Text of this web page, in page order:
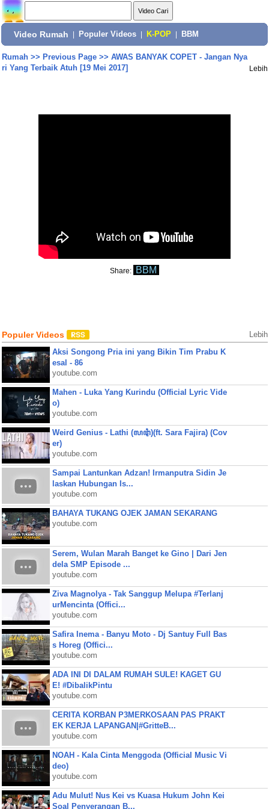
Video Rumah Populer Videos K-POP BBM
Rumah>> Previous Page>> AWAS BANYAK COPET - Jangan Nya
ri Yang Terbaik Atuh [19 Mei 2017]
Lebih
Share: BBM
Populer Videos Lebih
Aksi Songong Pria ini yang Bikin Tim Prabu K
esal - 86
youtube.com
Mahen - Luka Yang Kurindu (Official Lyric Vide
o)
youtube.com
Weird Genius - Lathi (ꦭꦛꦶ)(ft. Sara Fajira) (Cov
er)
youtube.com
Sampai Lantunkan Adzan! Irmanputra Sidin Je
laskan Hubungan Is...
youtube.com
BAHAYA TUKANG OJEK JAMAN SEKARANG
youtube.com
Serem, Wulan Marah Banget ke Gino | Dari Jen
dela SMP Episode ...
youtube.com
Ziva Magnolya - Tak Sanggup Melupa #Terlanj
urMencinta (Offici...
youtube.com
Safira Inema - Banyu Moto - Dj Santuy Full Bas
s Horeg (Offici...
youtube.com
ADA INI DI DALAM RUMAH SULE! KAGET GU
E! #DibalikPintu
youtube.com
CERITA KORBAN P3MERKOSAAN PAS PRAKT
EK KERJA LAPANGAN|#GritteB...
youtube.com
NOAH - Kala Cinta Menggoda (Official Music Vi
deo)
youtube.com
Adu Mulut! Nus Kei vs Kuasa Hukum John Kei
Soal Penyerangan B...